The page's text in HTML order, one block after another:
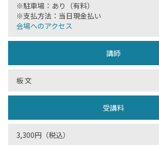
※駐車場：あり（有料）
※支払方法：当日現金払い
会場へのアクセス
講師
板 文
受講料
3,300円（税込）